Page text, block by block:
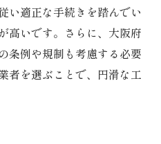
い適正な手続きを踏んでい
高いです。さらに、大阪府
条例や規制も考慮する必要
者を選ぶことで、円滑な工